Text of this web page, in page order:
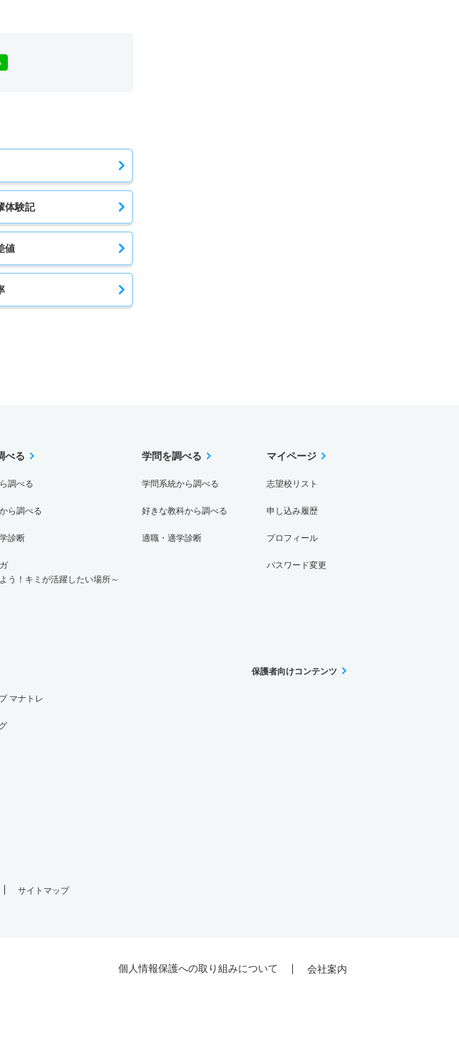
体験記
値
べる
調べる
ら調べる
診断
う！キミが活躍したい場所～
学問を調べる
学問系統から調べる
好きな教科から調べる
適職・適学診断
マイページ
志望校リスト
申し込み履歴
プロフィール
パスワード変更
マナトレ
保護者向けコンテンツ
サイトマップ
個人情報保護への取り組みについて 会社案内